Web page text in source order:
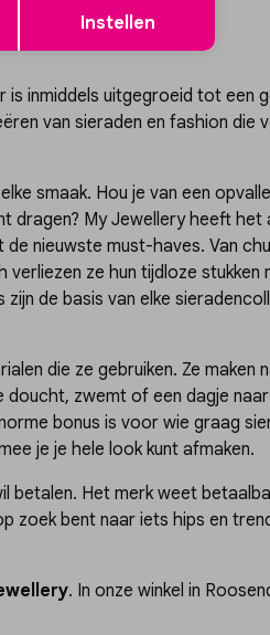
inmiddels uitgegroeid tot een
van sieraden en fashion die
smaak. Hou je van een
dragen? My Jewellery heeft het
nieuwste must-haves. Van
ze hun tijdloze
de basis van elke
die ze gebruiken. Ze maken
zwemt of een dagje
bonus is voor wie graag
je je hele look kunt afmaken.
betalen. Het merk weet
zoek bent naar iets hips en
. In onze winkel in
Instellen